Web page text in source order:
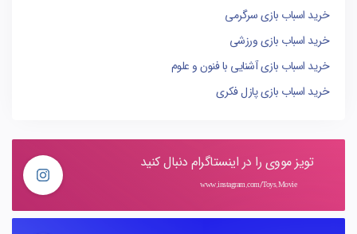
خرید اسباب بازی سرگرمی
خرید اسباب بازی ورزشی
خرید اسباب بازی آشنایی با فنون و علوم
خرید اسباب بازی پازل فکری
تویز مووی را در اینستاگرام دنبال کنید
www.instagram.com/Toys.Movie